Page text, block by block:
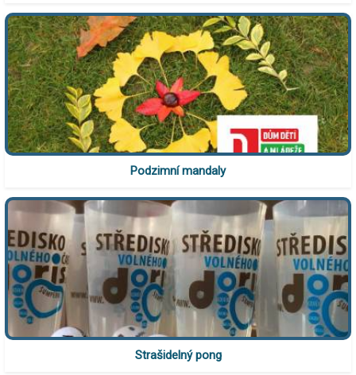
Podzimní mandaly
Strašidelný pong